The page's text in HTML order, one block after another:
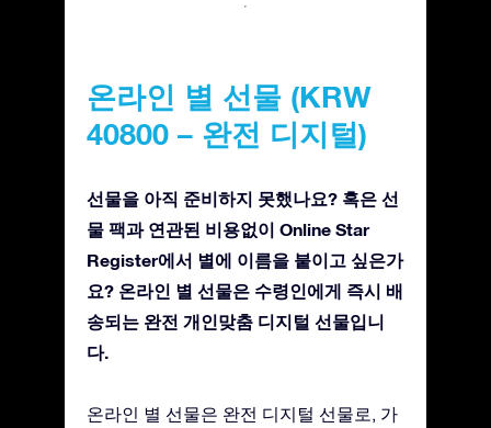
온라인 별 선물 (KRW
40800 – 완전 디지털)
선물을 아직 준비하지 못했나요? 혹은 선
물 팩과 연관된 비용없이 Online Star
Register에서 별에 이름을 붙이고 싶은가
요? 온라인 별 선물은 수령인에게 즉시 배
송되는 완전 개인맞춤 디지털 선물입니
다.
온라인 별 선물은 완전 디지털 선물로, 가